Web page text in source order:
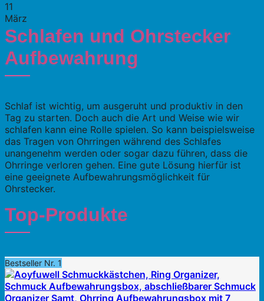
11
März
Schlafen und Ohrstecker
Aufbewahrung
Schlaf ist wichtig, um ausgeruht und produktiv in den
Tag zu starten. Doch auch die Art und Weise wie wir
schlafen kann eine Rolle spielen. So kann beispielsweise
das Tragen von Ohrringen während des Schlafes
unangenehm werden oder sogar dazu führen, dass die
Ohrringe verloren gehen. Eine gute Lösung hierfür ist
eine geeignete Aufbewahrungsmöglichkeit für
Ohrstecker.
Top-Produkte
Bestseller Nr. 1